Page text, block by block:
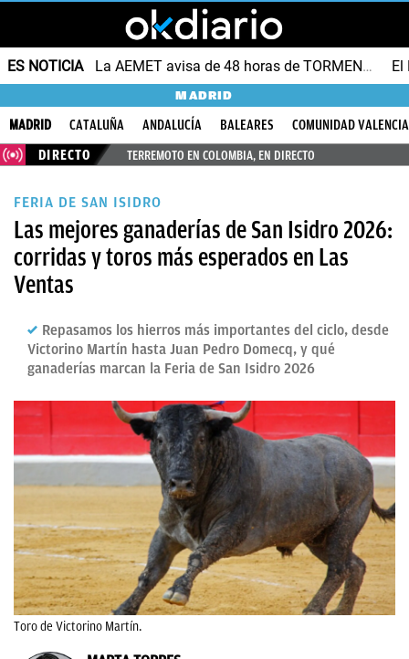
ES NOTICIA La AEMET avisa de 48 horas de TORMENTAS y GRANIZO
MADRID
MADRID CATALUÑA ANDALUCÍA BALEARES
COMUNIDAD
DIRECTO
TERREMOTO EN COLOMBIA, EN DIRECTO
FERIA DE SAN ISIDRO
Las mejores ganaderías de San Isidro 2026:
corridas y toros más esperados en Las
Ventas
Repasamos los hierros más importantes del ciclo, desde
Victorino Martín hasta Juan Pedro Domecq, y qué
ganaderías marcan la Feria de San Isidro 2026
Toro de Victorino Martín.